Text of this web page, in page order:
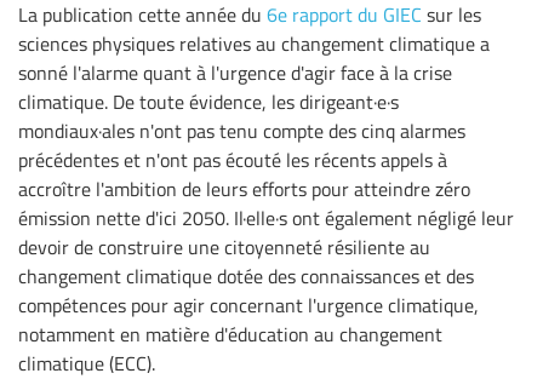
La publication cette année du 6e rapport du GIEC sur les
sciences physiques relatives au changement climatique a
sonné l'alarme quant à l'urgence d'agir face à la crise
climatique. De toute évidence, les dirigeant·e·s
mondiaux·ales n'ont pas tenu compte des cinq alarmes
précédentes et n'ont pas écouté les récents appels à
accroître l'ambition de leurs efforts pour atteindre zéro
émission nette d'ici 2050. Il·elle·s ont également négligé leur
devoir de construire une citoyenneté résiliente au
changement climatique dotée des connaissances et des
compétences pour agir concernant l'urgence climatique,
notamment en matière d'éducation au changement
climatique (ECC).